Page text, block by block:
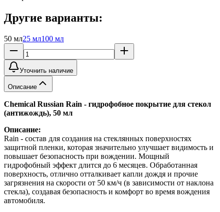
Другие варианты:
50 мл25 мл100 мл
Уточнить наличие
Описание
Chemical Russian Rain - гидрофобное покрытие для стекол
(антижождь), 50 мл
Описание:
Rain - состав для создания на стеклянных поверхностях
защитной пленки, которая значительно улучшает видимость и
повышает безопасность при вождении. Мощный
гидрофобный эффект длится до 6 месяцев. Обработанная
поверхность, отлично отталкивает капли дождя и прочие
загрязнения на скорости от 50 км/ч (в зависимости от наклона
стекла), создавая безопасность и комфорт во время вождения
автомобиля.